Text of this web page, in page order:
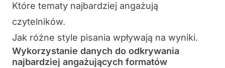
Które tematy najbardziej angażują
czytelników.
Jak różne style pisania wpływają na wyniki.
Wykorzystanie danych do odkrywania
najbardziej angażujących formatów